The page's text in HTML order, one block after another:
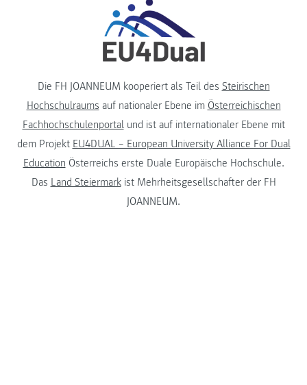
Die FH JOANNEUM kooperiert als Teil des Steirischen
Hochschulraums auf nationaler Ebene im Österreichischen
Fachhochschulenportalund ist auf internationaler Ebene mit
dem Projekt EU4DUAL – European University Alliance For Dual
Education Österreichs erste Duale Europäische Hochschule.
Das Land Steiermarkist Mehrheitsgesellschafter der FH
JOANNEUM.